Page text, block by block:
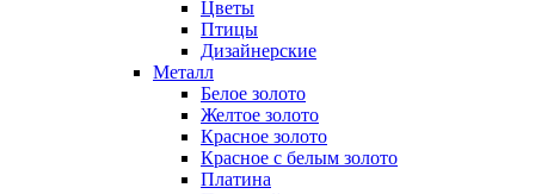
Цветы
Птицы
Дизайнерские
Металл
Белое золото
Желтое золото
Красное золото
Красное с белым золото
Платина